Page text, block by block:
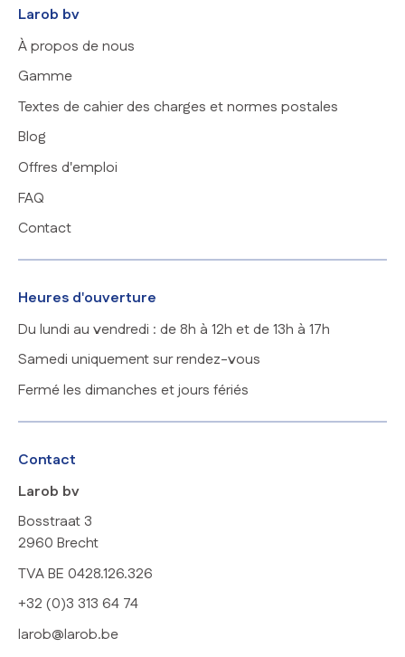
Larob bv
À propos de nous
Gamme
Textes de cahier des charges et normes postales
Blog
Offres d'emploi
FAQ
Contact
Heures d'ouverture
Du lundi au vendredi : de 8h à 12h et de 13h à 17h
Samedi uniquement sur rendez-vous
Fermé les dimanches et jours fériés
Contact
Larob bv
Bosstraat 3
2960 Brecht
TVA BE 0428.126.326
+32 (0)3 313 64 74
larob@larob.be